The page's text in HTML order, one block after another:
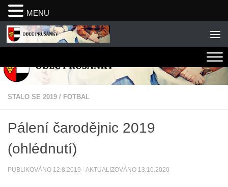
Skip to content
STALO SE 2019 / FOTBAL
Pálení čarodějnic 2019
(ohlédnutí)
PUBLIKOVÁNO 12.8.2019 · AKTUALIZOVÁNO 13.10.2020
MENU